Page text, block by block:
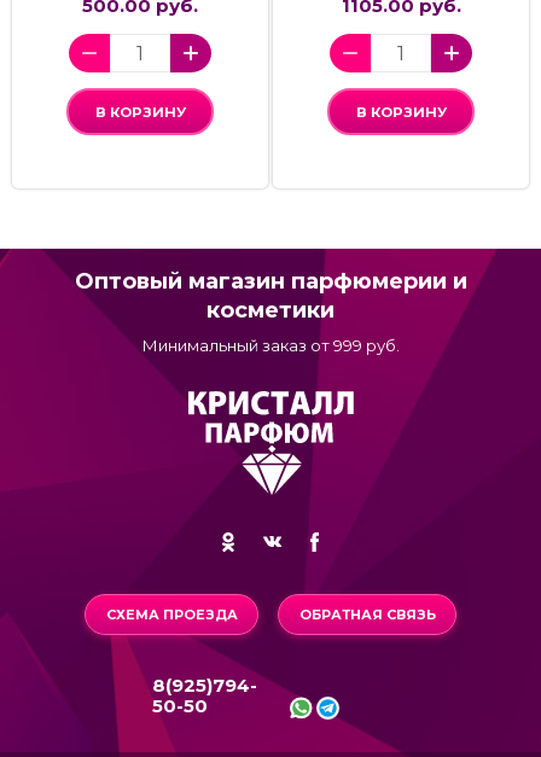
500.00 руб.
В КОРЗИНУ
1105.00 руб.
В КОРЗИНУ
Оптовый магазин парфюмерии и
косметики
Минимальный заказ от 999 руб.
СХЕМА ПРОЕЗДА ОБРАТНАЯ СВЯЗЬ
8(925)794-
50-50